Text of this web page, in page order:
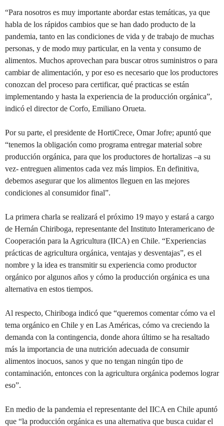
“Para nosotros es muy importante abordar estas temáticas, ya que
habla de los rápidos cambios que se han dado producto de la
pandemia, tanto en las condiciones de vida y de trabajo de muchas
personas, y de modo muy particular, en la venta y consumo de
alimentos. Muchos aprovechan para buscar otros suministros o para
cambiar de alimentación, y por eso es necesario que los productores
conozcan del proceso para certificar, qué practicas se están
implementando y hasta la experiencia de la producción orgánica”,
indicó el director de Corfo, Emiliano Orueta.
Por su parte, el presidente de HortiCrece, Omar Jofre; apuntó que
“tenemos la obligación como programa entregar material sobre
producción orgánica, para que los productores de hortalizas –a su
vez- entreguen alimentos cada vez más limpios. En definitiva,
debemos asegurar que los alimentos lleguen en las mejores
condiciones al consumidor final”.
La primera charla se realizará el próximo 19 mayo y estará a cargo
de Hernán Chiriboga, representante del Instituto Interamericano de
Cooperación para la Agricultura (IICA) en Chile. “Experiencias
prácticas de agricultura orgánica, ventajas y desventajas”, es el
nombre y la idea es transmitir su experiencia como productor
orgánico por algunos años y cómo la producción orgánica es una
alternativa en estos tiempos.
Al respecto, Chiriboga indicó que “queremos comentar cómo va el
tema orgánico en Chile y en Las Américas, cómo va creciendo la
demanda con la contingencia, donde ahora último se ha resaltado
más la importancia de una nutrición adecuada de consumir
alimentos inocuos, sanos y que no tengan ningún tipo de
contaminación, entonces con la agricultura orgánica podemos lograr
eso”.
En medio de la pandemia el representante del IICA en Chile apuntó
que “la producción orgánica es una alternativa que busca cuidar el